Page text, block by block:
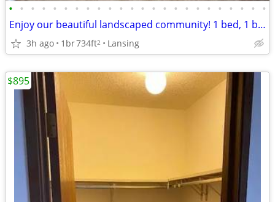
• • • • • • • • • • • • • • • • • • • • • • • •
Enjoy our beautiful landscaped community! 1 bed, 1 bath! 734 Sq Ft!
3h ago 1br734ft2 Lansing
$895